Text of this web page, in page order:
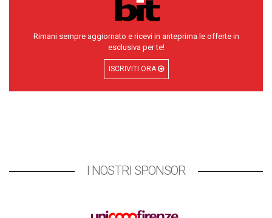
Rimani sempre aggiornato e ricevi in anteprima le offerte in
esclusiva per te!
ISCRIVITI ORA
I NOSTRI SPONSOR